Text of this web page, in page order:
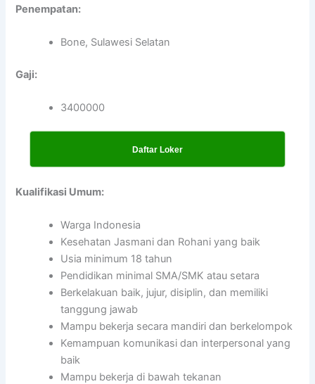
Penempatan:
Bone, Sulawesi Selatan
Gaji:
3400000
Daftar Loker
Kualifikasi Umum:
Warga Indonesia
Kesehatan Jasmani dan Rohani yang baik
Usia minimum 18 tahun
Pendidikan minimal SMA/SMK atau setara
Berkelakuan baik, jujur, disiplin, dan memiliki
tanggung jawab
Mampu bekerja secara mandiri dan berkelompok
Kemampuan komunikasi dan interpersonal yang
baik
Mampu bekerja di bawah tekanan